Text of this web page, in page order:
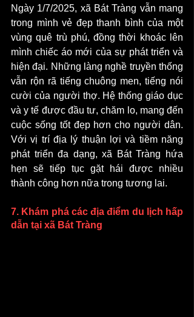
Ngày 1/7/2025, xã Bát Tràng vẫn mang
trong mình vẻ đẹp thanh bình của một
vùng quê trù phú, đồng thời khoác lên
mình chiếc áo mới của sự phát triển và
hiện đại. Những làng nghề truyền thống
vẫn rộn rã tiếng chuông men, tiếng nói
cười của người thợ. Hệ thống giáo dục
và y tế được đầu tư, chăm lo, mang đến
cuộc sống tốt đẹp hơn cho người dân.
Với vị trí địa lý thuận lợi và tiềm năng
phát triển đa dạng, xã Bát Tràng hứa
hẹn sẽ tiếp tục gặt hái được nhiều
thành công hơn nữa trong tương lai.
7. Khám phá các địa điểm du lịch hấp
dẫn tại xã Bát Tràng